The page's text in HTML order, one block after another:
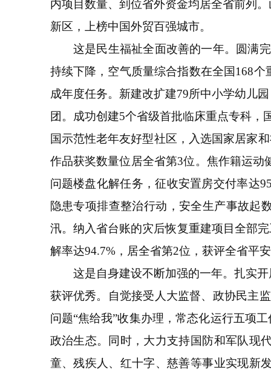
内项目数量、到位省外资金均居全省前列
新区，上榜中国外贸百强城市。
这是民生福祉全面改善的一年。圆满完
持续下降，空气质量综合指数在全国168
成年度任务。新建改扩建79所中小学幼儿
团。成功创建5个省级首批临床重点专科
国示范性老年友好型社区，入选国家居家
作品获奖数量位居全省第3位。焦作籍运
问题楼盘化解任务，征收安置房交付率达
隐患专项排查整治行动，安全生产事故起
汛。纳入省台账的灾后恢复重建项目全部
解率达94.7%，居全省第2位，获评全省平
这是自身建设不断加强的一年。扎实开
获评优秀。自觉接受人大监督、政协民主
问题“焦给我”收集办理，常态化运行五项
政治生态。同时，大力支持国防和军队现
童、残疾人、红十字、慈善等事业实现新